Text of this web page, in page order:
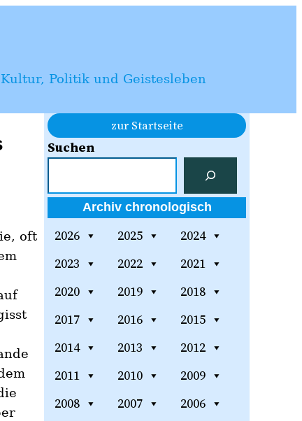
Politik und Geistesleben
oft
zur Startseite
Suchen
Archiv chronologisch
2026 2025
2024
2023
2022
2021
2020
2019
2018
2017
2016
2015
2014
2013
2012
2011
2010
2009
2008
2007
2006